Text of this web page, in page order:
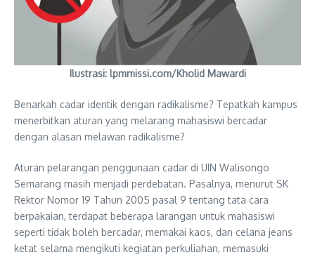
Ilustrasi: lpmmissi.com/Kholid Mawardi
Benarkah cadar identik dengan radikalisme? Tepatkah kampus
menerbitkan aturan yang melarang mahasiswi bercadar
dengan alasan melawan radikalisme?
Aturan pelarangan penggunaan cadar di UIN Walisongo
Semarang masih menjadi perdebatan. Pasalnya, menurut SK
Rektor Nomor 19 Tahun 2005 pasal 9 tentang tata cara
berpakaian, terdapat beberapa larangan untuk mahasiswi
seperti tidak boleh bercadar, memakai kaos, dan celana jeans
ketat selama mengikuti kegiatan perkuliahan, memasuki